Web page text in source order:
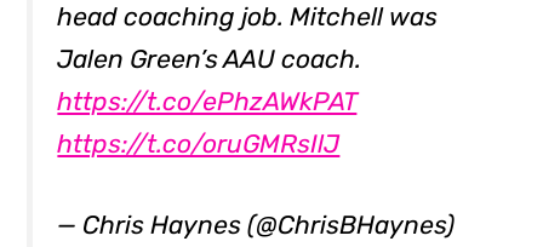
head coaching job. Mitchell was
Jalen Green’s AAU coach.
https://t.co/ePhzAWkPAT
https://t.co/oruGMRsIlJ
— Chris Haynes (@ChrisBHaynes)